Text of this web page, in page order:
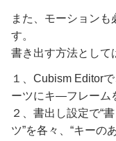
また、モーションも
す。
書き出す方法として
１、Cubism Editor
ーツにキ―フレーム
２、書出し設定で“
ツ”を各々、“キーの